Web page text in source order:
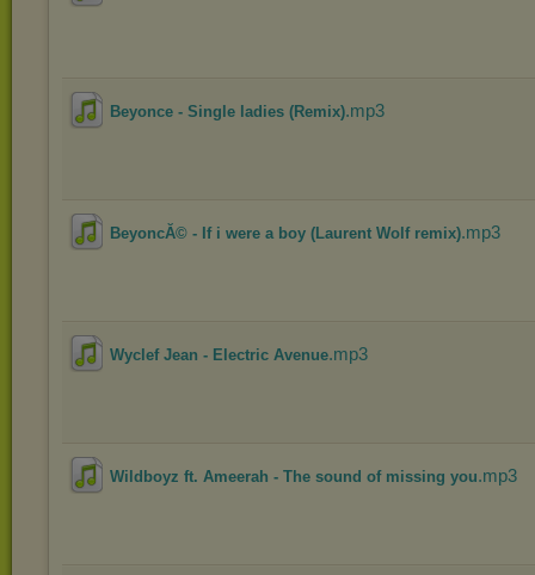
Beyonce - Single ladies (Remix).mp3
BeyoncĂ© - If i were a boy (Laurent Wolf remix).mp3
Wyclef Jean - Electric Avenue.mp3
Wildboyz ft. Ameerah - The sound of missing you.mp3